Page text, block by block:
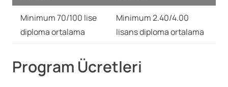
Minimum 70/100 lise
diploma ortalama
Minimum 2.40/4.00
lisans diploma ortalama
Program Ücretleri